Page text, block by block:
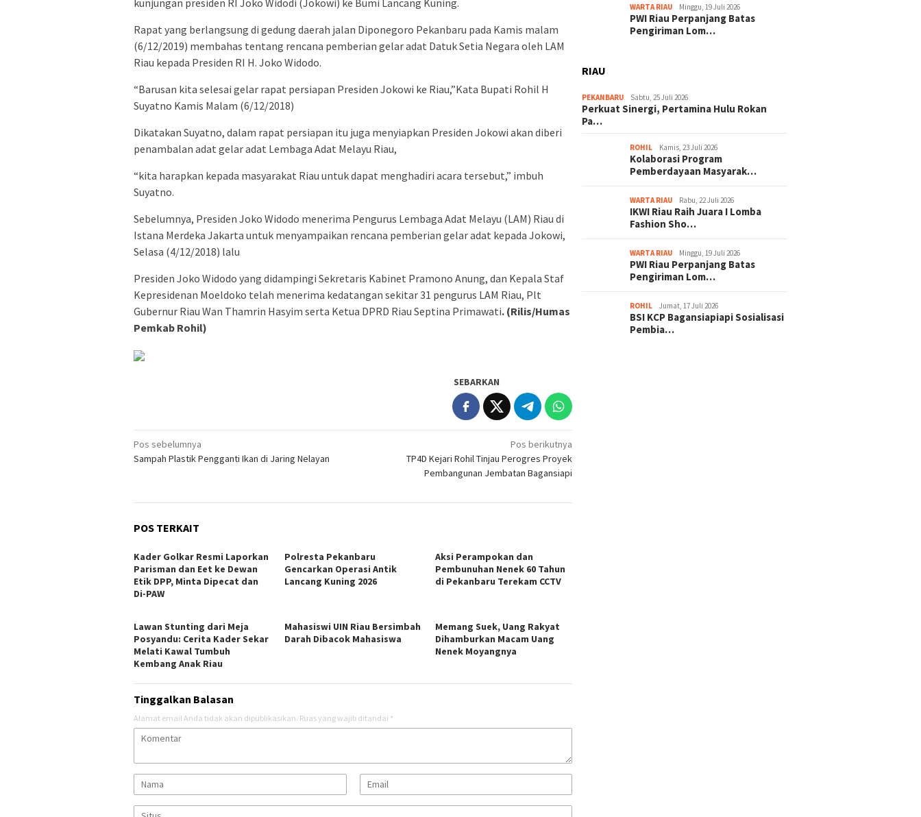
Rapat yang berlangsung di gedung daerah jalan Diponegoro Pekanbaru pada Kamis malam
(6/12/2019) membahas tentang rencana pemberian gelar adat Datuk Setia Negara oleh LAM
Riau kepada Presiden RI H. Joko Widodo.
“Barusan kita selesai gelar rapat persiapan Presiden Jokowi ke Riau,”Kata Bupati Rohil H
Suyatno Kamis Malam (6/12/2018)
Dikatakan Suyatno, dalam rapat persiapan itu juga menyiapkan Presiden Jokowi akan diberi
penambalan adat gelar adat Lembaga Adat Melayu Riau,
“kita harapkan kepada masyarakat Riau untuk dapat menghadiri acara tersebut,” imbuh
Suyatno.
Sebelumnya, Presiden Joko Widodo menerima Pengurus Lembaga Adat Melayu (LAM) Riau di
Istana Merdeka Jakarta untuk menyampaikan rencana pemberian gelar adat kepada Jokowi,
Selasa (4/12/2018) lalu
Presiden Joko Widodo yang didampingi Sekretaris Kabinet Pramono Anung, dan Kepala Staf
Kepresidenan Moeldoko telah menerima kedatangan sekitar 31 pengurus LAM Riau, Plt
Gubernur Riau Wan Thamrin Hasyim serta Ketua DPRD Riau Septina Primawati. (Rilis/Humas
Pemkab Rohil)
SEBARKAN
Navigasi
pos
Pos sebelumnya
Sampah Plastik Pengganti Ikan di Jaring Nelayan
Pos berikutnya
TP4D Kejari Rohil Tinjau Perogres Proyek
Pembangunan Jembatan Bagansiapi
POS TERKAIT
Kader Golkar Resmi Laporkan
Parisman dan Eet ke Dewan
Etik DPP, Minta Dipecat dan
Di-PAW
Polresta Pekanbaru
Gencarkan Operasi Antik
Lancang Kuning 2026
Aksi Perampokan dan
Pembunuhan Nenek 60 Tahun
di Pekanbaru Terekam CCTV
Lawan Stunting dari Meja
Posyandu: Cerita Kader Sekar
Melati Kawal Tumbuh
Kembang Anak Riau
Mahasiswi UIN Riau Bersimbah
Darah Dibacok Mahasiswa
Memang Suek, Uang Rakyat
Dihamburkan Macam Uang
Nenek Moyangnya
Tinggalkan Balasan
Alamat email Anda tidak akan dipublikasikan. Ruas yang wajib ditandai *
WARTA RIAU Minggu, 19 Juli 2026
PWI Riau Perpanjang Batas
Pengiriman Lom…
RIAU
PEKANBARU Sabtu, 25 Juli 2026
Perkuat Sinergi, Pertamina Hulu Rokan
Pa…
ROHIL Kamis, 23 Juli 2026
Kolaborasi Program
Pemberdayaan Masyarak…
WARTA RIAU Rabu, 22 Juli 2026
IKWI Riau Raih Juara I Lomba
Fashion Sho…
WARTA RIAU Minggu, 19 Juli 2026
PWI Riau Perpanjang Batas
Pengiriman Lom…
ROHIL Jumat, 17 Juli 2026
BSI KCP Bagansiapiapi Sosialisasi
Pembia…